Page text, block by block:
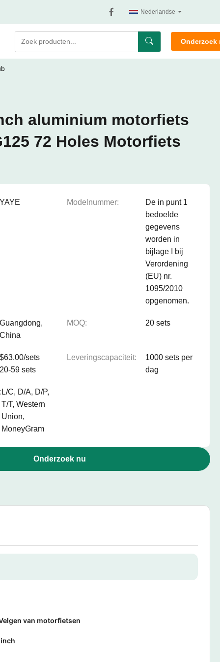
Nederlandse
Onderzoek
aluminium motorfiets
72 Holes Motorfiets
YAYE Modelnummer:
De in punt 1
bedoelde
gegevens
worden in
bijlage I bij
Verordening
(EU) nr.
1095/2010
opgenomen.
Guangdong,
China
MOQ: 20 sets
$63.00/sets
20-59 sets
Leveringscapaciteit:
1000 sets per
dag
L/C, D/A, D/P,
T/T, Western
Union,
MoneyGram
Onderzoek nu
van motorfietsen
inch